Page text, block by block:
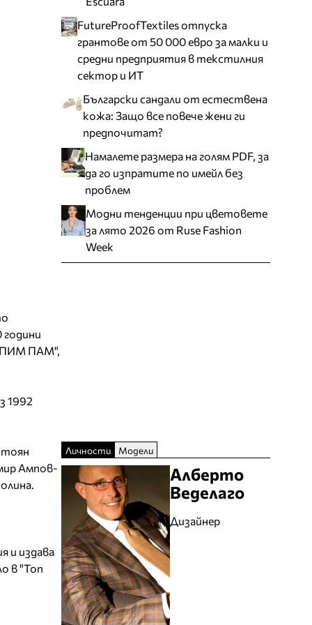
"ПИМ ПАМ",
1992
Ампов-
и издава
в "Топ
FutureProofTextiles отпуска
грантове от 50 000 евро за малки и
средни предприятия в текстилния
сектор и ИТ
Български сандали от естествена
кожа: Защо все повече жени ги
предпочитат?
Намалете размера на голям PDF, за
да го изпратите по имейл без
проблем
Модни тенденции при цветовете
за лято 2026 от Ruse Fashion
Week
Личности Модели
Алберто
Веделаго
Дизайнер